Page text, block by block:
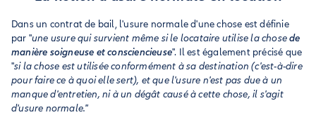
Dans un contrat de bail, l'usure normale d'une chose est définie
par "une usure qui survient même si le locataire utilise la chosede
manière soigneuse et consciencieuse". Il est également précisé que
"si la chose est utilisée conformément à sa destination (c'est-à-dire
pour faire ce à quoi elle sert), et que l'usure n'est pas due à un
manque d'entretien, ni à un dégât causé à cette chose, il s'agit
d'usure normale."